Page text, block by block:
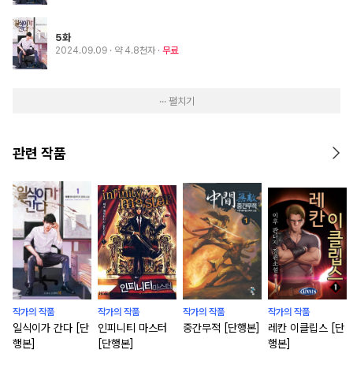
5화
2024.09.09 · 약 4.8천자 무료
··· 펼치기
관련 작품
작가의 작품
일식이가 간다 [단
행본]
작가의 작품
인피니티 마스터
[단행본]
작가의 작품
중간무적 [단행본]
작가의 작품
레칸 이클립스 [단
행본]